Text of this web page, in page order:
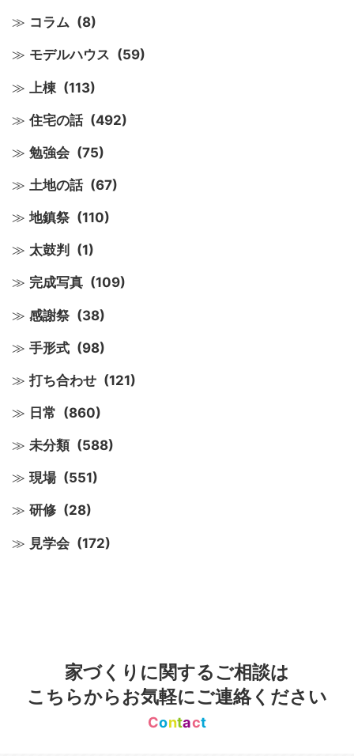
コラム (8)
モデルハウス (59)
上棟 (113)
住宅の話 (492)
勉強会 (75)
土地の話 (67)
地鎮祭 (110)
太鼓判 (1)
完成写真 (109)
感謝祭 (38)
手形式 (98)
打ち合わせ (121)
日常 (860)
未分類 (588)
現場 (551)
研修 (28)
見学会 (172)
家づくりに関するご相談は
こちらからお気軽にご連絡ください
Contact